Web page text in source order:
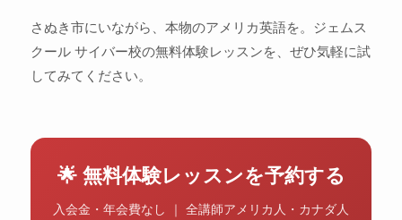
さぬき市にいながら、本物のアメリカ英語を。ジェムス
クール サイバー校の無料体験レッスンを、ぜひ気軽に試
してみてください。
🌟 無料体験レッスンを予約する
入会金・年会費なし ｜ 全講師アメリカ人・カナダ人